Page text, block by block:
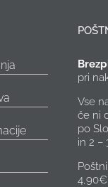
pri
Vse
če ni
po
in 2 –
4,90€.